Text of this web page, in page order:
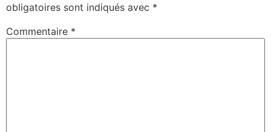
obligatoires sont indiqués avec *
Commentaire *